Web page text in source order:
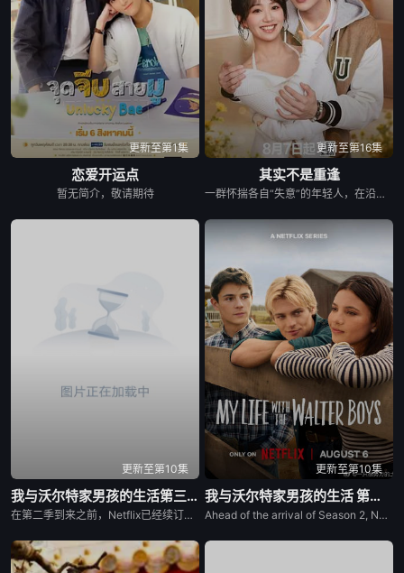
更新至第1集
恋爱开运点
暂无简介，敬请期待
更新至第16集
其实不是重逢
一群怀揣各自“失意”的年轻人，在沿海小城南安相遇相知，他们决心各展所长创办旅行社。他们以当地的特色人文与美食为引，用真诚与创意打动游客。尽管在创业路上笑料百出，但他们也渐渐褪去青涩，逐渐打响“成功旅行社”的品牌。从“冤家”互怼到甜蜜携手，“成功小分队”不仅在南安扎根了事业，更收获了惺惺相惜的友情与双向奔赴的爱情。
更新至第10集
我与沃尔特家男孩的生活第三季
在第二季到来之前，Netflix已经续订了《我和沃尔特男孩的生活》第三季。
更新至第10集
我与沃尔特家男孩的生活 第三季
Ahead of the arrival of Season 2, Netflix has renewed My Life with the Walter Boys for a third season.